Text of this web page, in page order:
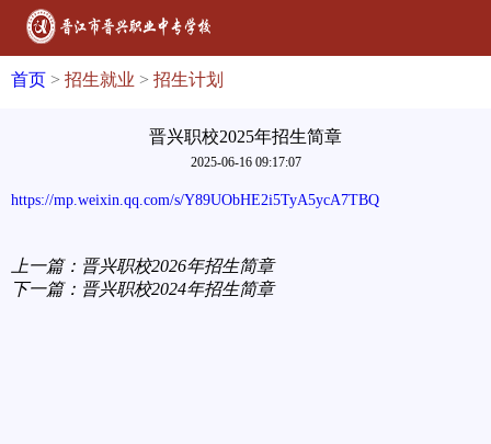
首页 > 招生就业 > 招生计划
晋兴职校2025年招生简章
2025-06-16 09:17:07
https://mp.weixin.qq.com/s/Y89UObHE2i5TyA5ycA7TBQ
上一篇： 晋兴职校2026年招生简章
下一篇： 晋兴职校2024年招生简章